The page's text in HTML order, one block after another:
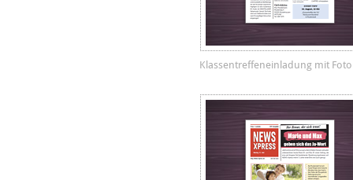
Klassentreffeneinladung mit Foto